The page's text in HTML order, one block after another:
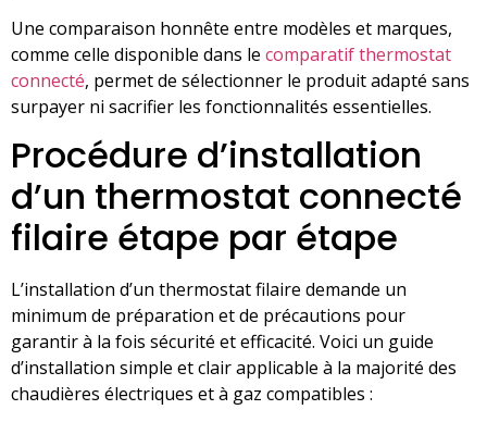
Une comparaison honnête entre modèles et marques,
comme celle disponible dans le comparatif thermostat
connecté, permet de sélectionner le produit adapté sans
surpayer ni sacrifier les fonctionnalités essentielles.
Procédure d’installation
d’un thermostat connecté
filaire étape par étape
L’installation d’un thermostat filaire demande un
minimum de préparation et de précautions pour
garantir à la fois sécurité et efficacité. Voici un guide
d’installation simple et clair applicable à la majorité des
chaudières électriques et à gaz compatibles :